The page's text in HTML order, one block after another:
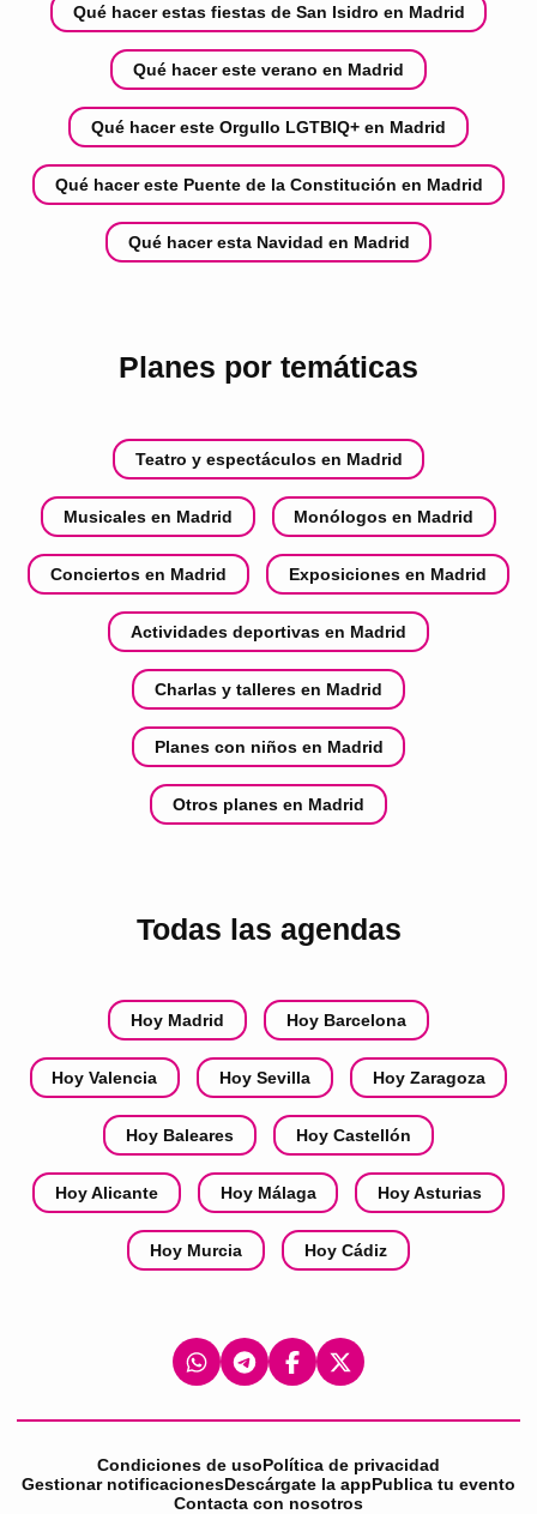
Qué hacer estas fiestas de San Isidro en Madrid
Qué hacer este verano en Madrid
Qué hacer este Orgullo LGTBIQ+ en Madrid
Qué hacer este Puente de la Constitución en Madrid
Qué hacer esta Navidad en Madrid
Planes por temáticas
Teatro y espectáculos en Madrid
Musicales en Madrid Monólogos en Madrid
Conciertos en Madrid Exposiciones en Madrid
Actividades deportivas en Madrid
Charlas y talleres en Madrid
Planes con niños en Madrid
Otros planes en Madrid
Todas las agendas
Hoy Madrid Hoy Barcelona
Hoy Valencia Hoy Sevilla Hoy Zaragoza
Hoy Baleares Hoy Castellón
Hoy Alicante Hoy Málaga Hoy Asturias
Hoy Murcia Hoy Cádiz
Condiciones de usoPolítica de privacidad
Gestionar notificacionesDescárgate la appPublica tu evento
Contacta con nosotros